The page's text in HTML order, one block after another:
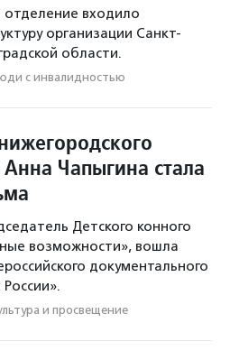
отделение входило
организации Санкт-
области.
с инвалидностью
Чапыгина стала
Детского конного
возможности», вошла
документального
и просвещение